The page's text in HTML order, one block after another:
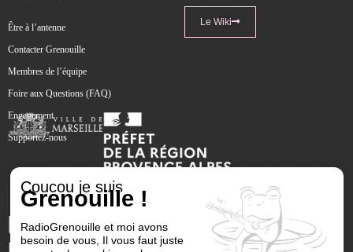
Être à l’antenne
Contacter Grenouille
Membres de l’équipe
Foire aux Questions (FAQ)
Engagement
Supportez-nous
Le Wiki
Coucou je suis
Grenouille !
RadioGrenouille et moi avons
besoin de vous, Il vous faut juste